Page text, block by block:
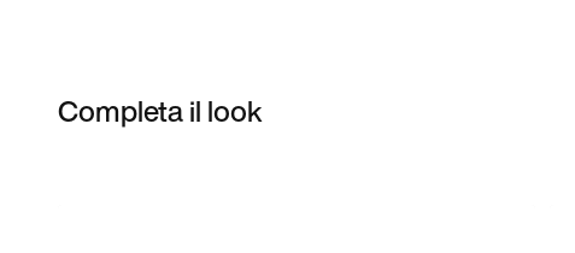
Completa il look